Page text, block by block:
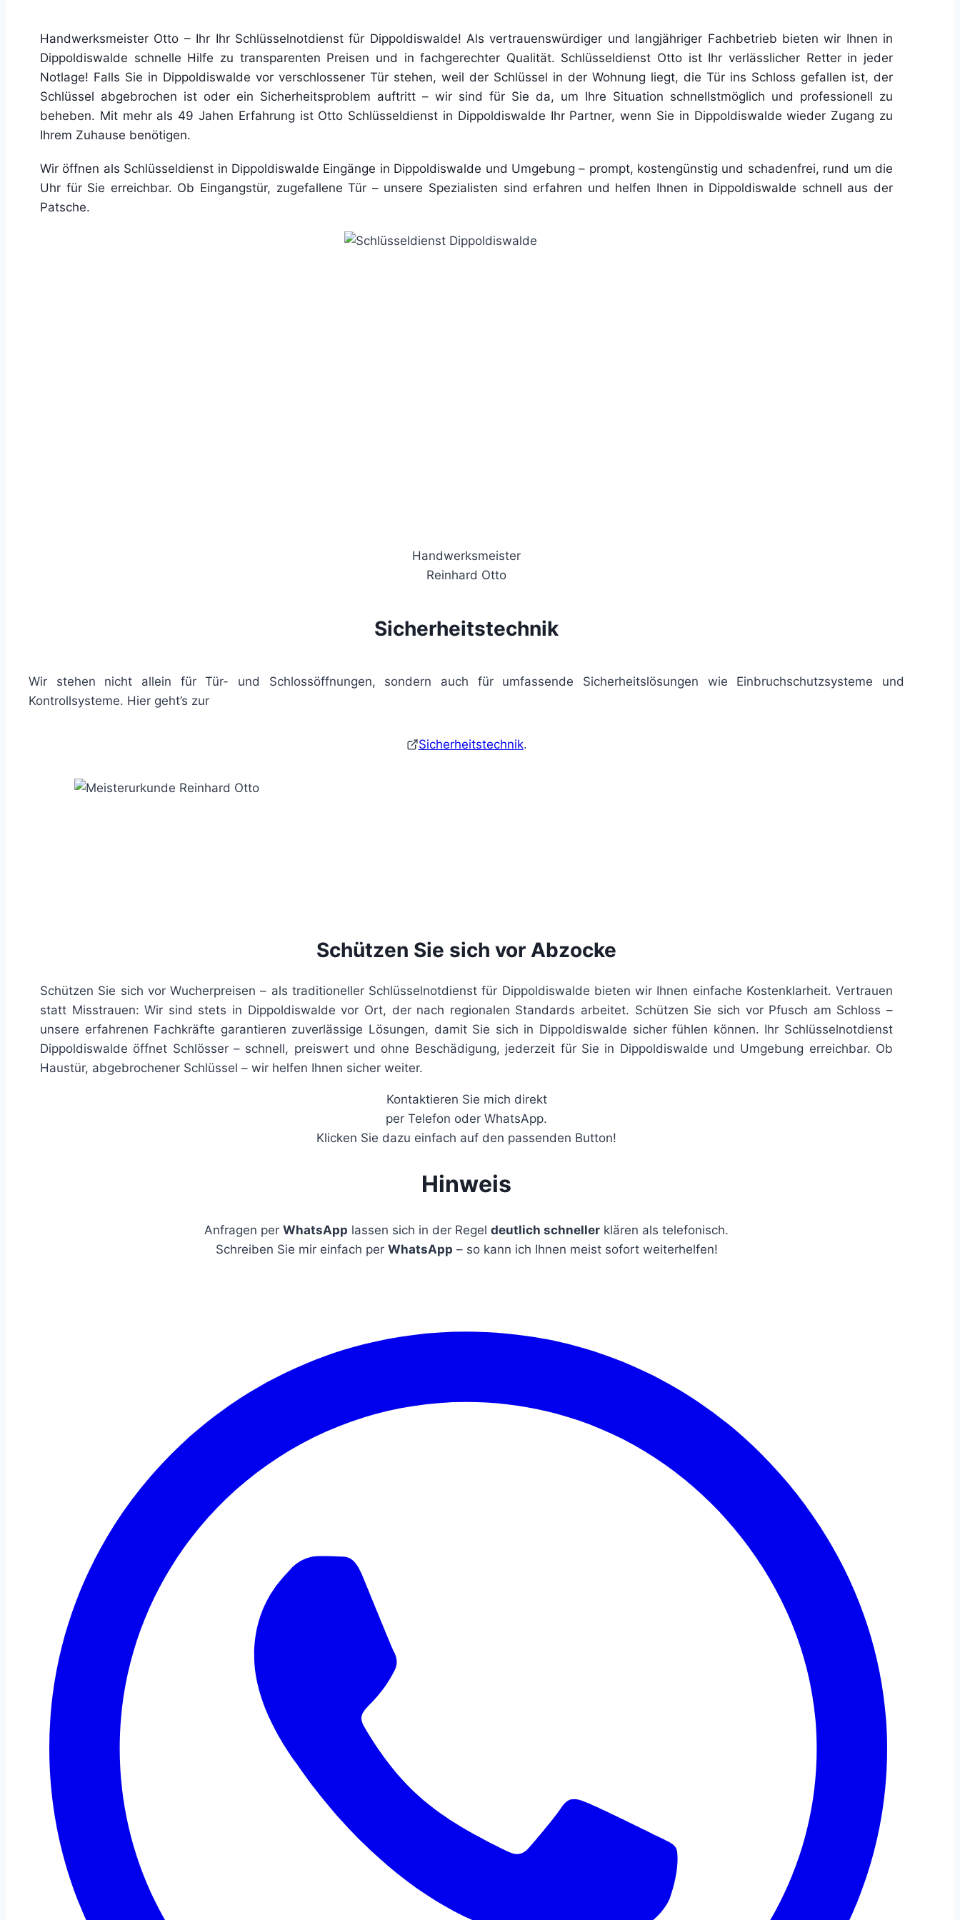
Handwerksmeister Otto – Ihr Ihr Schlüsselnotdienst für Dippoldiswalde! Als vertrauenswürdiger und langjähriger Fachbetrieb bieten wir Ihnen in
Dippoldiswalde schnelle Hilfe zu transparenten Preisen und in fachgerechter Qualität. Schlüsseldienst Otto ist Ihr verlässlicher Retter in jeder
Notlage! Falls Sie in Dippoldiswalde vor verschlossener Tür stehen, weil der Schlüssel in der Wohnung liegt, die Tür ins Schloss gefallen ist, der
Schlüssel abgebrochen ist oder ein Sicherheitsproblem auftritt – wir sind für Sie da, um Ihre Situation schnellstmöglich und professionell zu
beheben. Mit mehr als 49 Jahen Erfahrung ist Otto Schlüsseldienst in Dippoldiswalde Ihr Partner, wenn Sie in Dippoldiswalde wieder Zugang zu
Ihrem Zuhause benötigen.
Wir öffnen als Schlüsseldienst in Dippoldiswalde Eingänge in Dippoldiswalde und Umgebung – prompt, kostengünstig und schadenfrei, rund um die
Uhr für Sie erreichbar. Ob Eingangstür, zugefallene Tür – unsere Spezialisten sind erfahren und helfen Ihnen in Dippoldiswalde schnell aus der
Patsche.
Handwerksmeister
Reinhard Otto
Sicherheitstechnik
Wir stehen nicht allein für Tür- und Schlossöffnungen, sondern auch für umfassende Sicherheitslösungen wie Einbruchschutzsysteme und
Kontrollsysteme. Hier geht’s zur
Sicherheitstechnik.
Schützen Sie sich vor Abzocke
Schützen Sie sich vor Wucherpreisen – als traditioneller Schlüsselnotdienst für Dippoldiswalde bieten wir Ihnen einfache Kostenklarheit. Vertrauen
statt Misstrauen: Wir sind stets in Dippoldiswalde vor Ort, der nach regionalen Standards arbeitet. Schützen Sie sich vor Pfusch am Schloss –
unsere erfahrenen Fachkräfte garantieren zuverlässige Lösungen, damit Sie sich in Dippoldiswalde sicher fühlen können. Ihr Schlüsselnotdienst
Dippoldiswalde öffnet Schlösser – schnell, preiswert und ohne Beschädigung, jederzeit für Sie in Dippoldiswalde und Umgebung erreichbar. Ob
Haustür, abgebrochener Schlüssel – wir helfen Ihnen sicher weiter.
Kontaktieren Sie mich direkt
per Telefon oder WhatsApp.
Klicken Sie dazu einfach auf den passenden Button!
Hinweis
Anfragen per WhatsApp lassen sich in der Regel deutlich schneller klären als telefonisch.
Schreiben Sie mir einfach per WhatsApp – so kann ich Ihnen meist sofort weiterhelfen!